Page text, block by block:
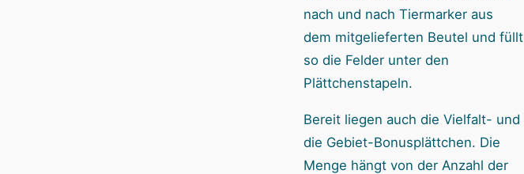
nach und nach Tiermarker aus
dem mitgelieferten Beutel und füllt
so die Felder unter den
Plättchenstapeln.
Bereit liegen auch die Vielfalt- und
die Gebiet-Bonusplättchen. Die
Menge hängt von der Anzahl der